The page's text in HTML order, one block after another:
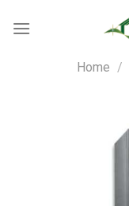
Home /